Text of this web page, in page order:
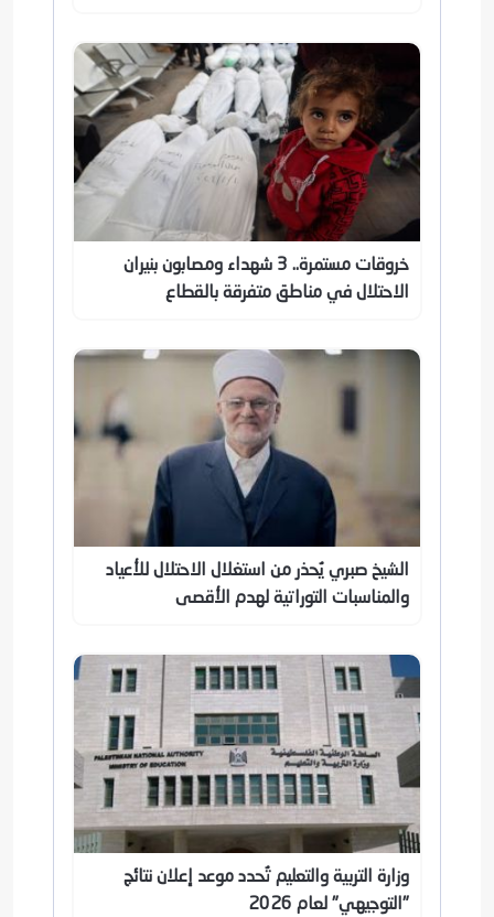
خروقات مستمرة.. 3 شهداء ومصابون بنيران
الاحتلال في مناطق متفرقة بالقطاع
الشيخ صبري يُحذر من استغلال الاحتلال للأعياد
والمناسبات التوراتية لهدم الأقصى
وزارة التربية والتعليم تُحدد موعد إعلان نتائج
"التوجيهي" لعام 2026